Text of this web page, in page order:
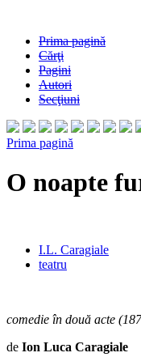
Prima pagină
Cărţi
Pagini
Autori
Secţiuni
Prima pagină
O noapte
I.L. Caragiale
teatru
comedie în două acte
de Ion Luca Caragiale